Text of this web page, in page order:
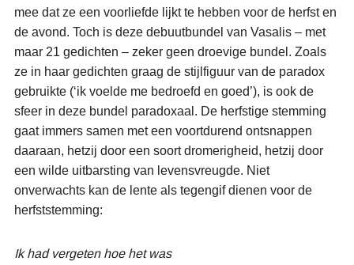
mee dat ze een voorliefde lijkt te hebben voor de herfst en
de avond. Toch is deze debuutbundel van Vasalis – met
maar 21 gedichten – zeker geen droevige bundel. Zoals
ze in haar gedichten graag de stijlfiguur van de paradox
gebruikte (‘ik voelde me bedroefd en goed’), is ook de
sfeer in deze bundel paradoxaal. De herfstige stemming
gaat immers samen met een voortdurend ontsnappen
daaraan, hetzij door een soort dromerigheid, hetzij door
een wilde uitbarsting van levensvreugde. Niet
onverwachts kan de lente als tegengif dienen voor de
herfststemming:
Ik had vergeten hoe het was